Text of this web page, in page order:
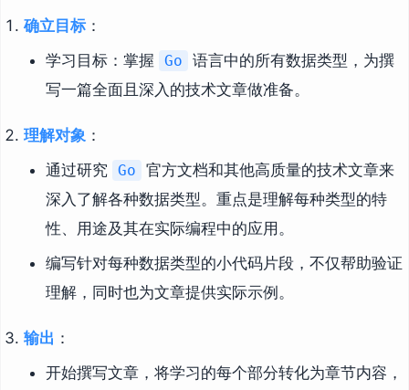
确立目标：
学习目标：掌握
Go
语言中的所有数据类型，为撰
写一篇全面且深入的技术文章做准备。
理解对象：
通过研究 Go
官方文档和其他高质量的技术文章来
深入了解各种数据类型。重点是理解每种类型的特
性、用途及其在实际编程中的应用。
编写针对每种数据类型的小代码片段，不仅帮助验证
理解，同时也为文章提供实际示例。
输出 ：
开始撰写文章，将学习的每个部分转化为章节内容，